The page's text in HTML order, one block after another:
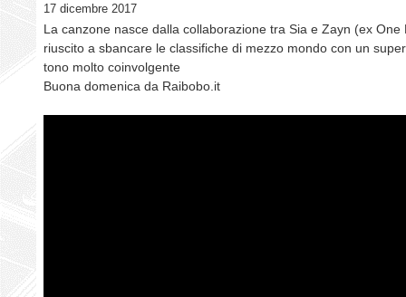
17 dicembre 2017
La canzone nasce dalla collaborazione tra Sia e Zayn (ex One
riuscito a sbancare le classifiche di mezzo mondo con un
tono molto coinvolgente
Buona domenica da Raibobo.it